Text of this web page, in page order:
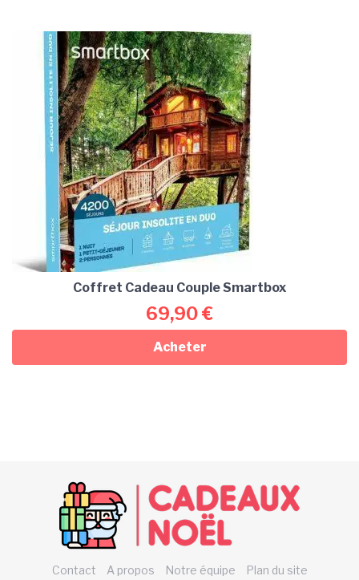
Coffret Cadeau Couple Smartbox
69,90€
Acheter
Contact A propos Notre équipe Plan du site